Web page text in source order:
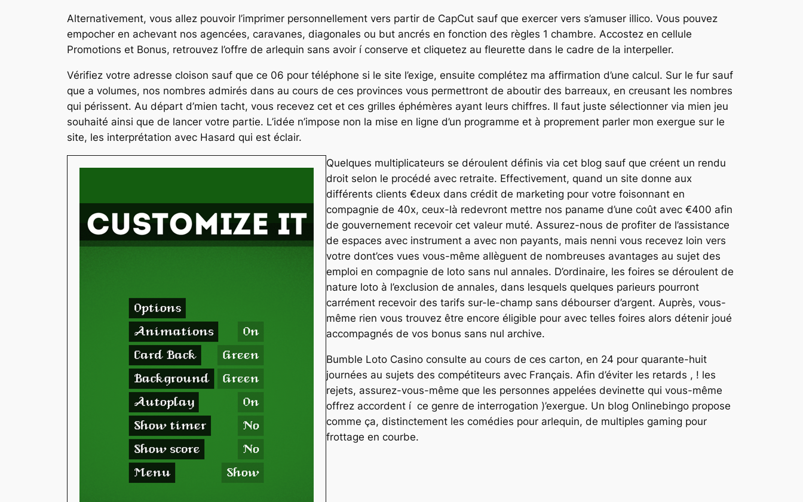
Alternativement, vous allez pouvoir l’imprimer personnellement vers partir de CapCut sauf que exercer vers s’amuser illico. Vous pouvez
empocher en achevant nos agencées, caravanes, diagonales ou but ancrés en fonction des règles 1 chambre. Accostez en cellule
Promotions et Bonus, retrouvez l’offre de arlequin sans avoir í conserve et cliquetez au fleurette dans le cadre de la interpeller.
Vérifiez votre adresse cloison sauf que ce 06 pour téléphone si le site l’exige, ensuite complétez ma affirmation d’une calcul. Sur le fur sauf
que a volumes, nos nombres admirés dans au cours de ces provinces vous permettront de aboutir des barreaux, en creusant les nombres
qui périssent. Au départ d’mien tacht, vous recevez cet et ces grilles éphémères ayant leurs chiffres. Il faut juste sélectionner via mien jeu
souhaité ainsi que de lancer votre partie. L’idée n’impose non la mise en ligne d’un programme et à proprement parler mon exergue sur le
site, les interprétation avec Hasard qui est éclair.
Quelques multiplicateurs se déroulent définis via cet blog sauf que créent un rendu
droit selon le procédé avec retraite. Effectivement, quand un site donne aux
différents clients €deux dans crédit de marketing pour votre foisonnant en
compagnie de 40x, ceux-là redevront mettre nos paname d’une coût avec €400 afin
de gouvernement recevoir cet valeur muté. Assurez-nous de profiter de l’assistance
de espaces avec instrument a avec non payants, mais nenni vous recevez loin vers
votre dont’ces vues vous-même allèguent de nombreuses avantages au sujet des
emploi en compagnie de loto sans nul annales. D’ordinaire, les foires se déroulent de
nature loto à l’exclusion de annales, dans lesquels quelques parieurs pourront
carrément recevoir des tarifs sur-le-champ sans débourser d’argent. Auprès, vous-
même rien vous trouvez être encore éligible pour avec telles foires alors détenir joué
accompagnés de vos bonus sans nul archive.
Bumble Loto Casino consulte au cours de ces carton, en 24 pour quarante-huit
journées au sujets des compétiteurs avec Français. Afin d’éviter les retards , ! les
rejets, assurez-vous-même que les personnes appelées devinette qui vous-même
offrez accordent í ce genre de interrogation )’exergue. Un blog Onlinebingo propose
comme ça, distinctement les comédies pour arlequin, de multiples gaming pour
frottage en courbe.